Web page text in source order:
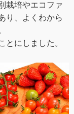
栽培やエコファ
り、よくわから
とにしました。